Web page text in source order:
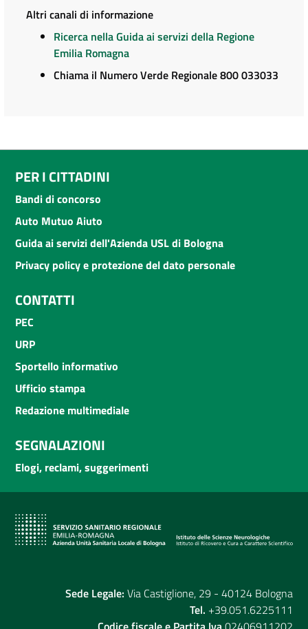
Altri canali di informazione
Ricerca nella Guida ai servizi della Regione
Emilia Romagna
Chiama il Numero Verde Regionale 800 033033
PER I CITTADINI
Bandi di concorso
Auto Mutuo Aiuto
Guida ai servizi dell'Azienda USL di Bologna
Privacy policy e protezione del dato personale
CONTATTI
PEC
URP
Sportello informativo
Ufficio stampa
Redazione multimediale
SEGNALAZIONI
Elogi, reclami, suggerimenti
Sede Legale: Via Castiglione, 29 - 40124 Bologna
Tel. +39.051.6225111